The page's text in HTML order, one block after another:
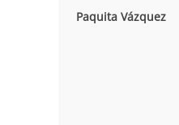
Paquita Vázquez